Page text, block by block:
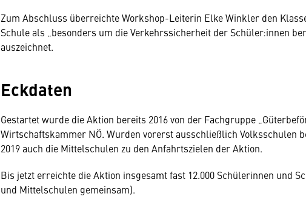
Zum Abschluss überreichte Workshop-Leiterin Elke Winkler den
Schule als „besonders um die Verkehrssicherheit der Schüler:innen
auszeichnet.
Eckdaten
Gestartet wurde die Aktion bereits 2016 von der Fachgruppe
Wirtschaftskammer NÖ. Wurden vorerst ausschließlich Volksschulen
2019 auch die Mittelschulen zu den Anfahrtszielen der Aktion.
Bis jetzt erreichte die Aktion insgesamt fast 12.000 Schülerinnen und
und Mittelschulen gemeinsam).